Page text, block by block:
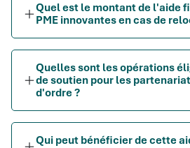
Quel est le montant de l'aide
PME innovantes en cas de
Quelles sont les opérations
de soutien pour les
d'ordre ?
Qui peut bénéficier de cette